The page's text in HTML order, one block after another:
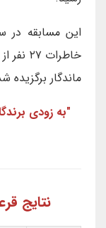
این مسابقه در
ماندگار برگزیده
نتایج